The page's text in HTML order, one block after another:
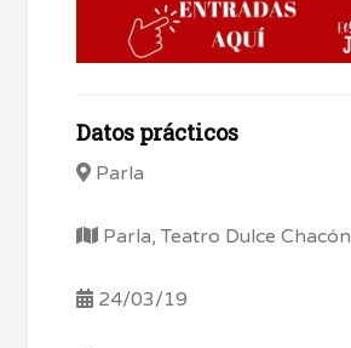
Datos prácticos
Parla
Parla, Teatro Dulce Chacón
24/03/19